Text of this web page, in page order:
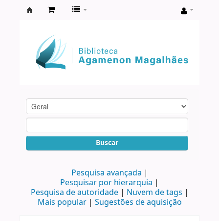
Agamenon
Magalhães
Buscar
Pesquisa avançada
Pesquisar por hierarquia
Pesquisa de autoridade
Nuvem de tags
Mais popular
Sugestões de aquisição